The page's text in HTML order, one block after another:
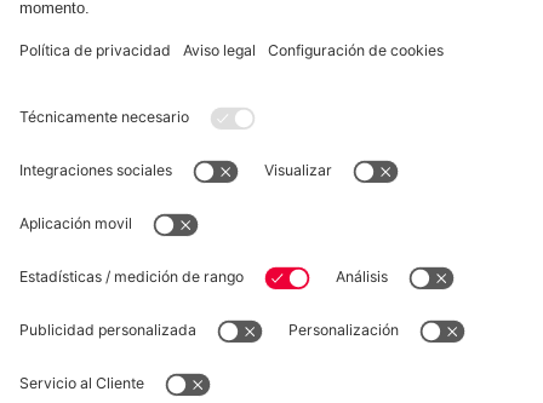
Mostrar más contenido
COLABORADOR